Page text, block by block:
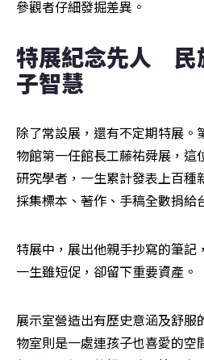
參觀者仔細發掘差異。
特展紀念先人　
子智慧
除了常設展，還有不定期特展。
物館第一任館長工藤祐舜展，這
研究學者，一生累計發表上百種
採集標本、著作、手稿全數捐給
特展中，展出他親手抄寫的筆記
一生雖短促，卻留下重要資產。
展示室營造出有歷史意涵及舒服
物室則是一處連孩子也喜愛的空